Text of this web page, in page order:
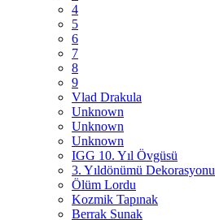
4
5
6
7
8
9
Vlad Drakula
Unknown
Unknown
Unknown
IGG 10. Yıl Övgüsü
3. Yıldönümü Dekorasyonu
Ölüm Lordu
Kozmik Tapınak
Berrak Sunak